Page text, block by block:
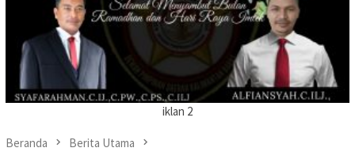
iklan 2
Beranda Berita Utama